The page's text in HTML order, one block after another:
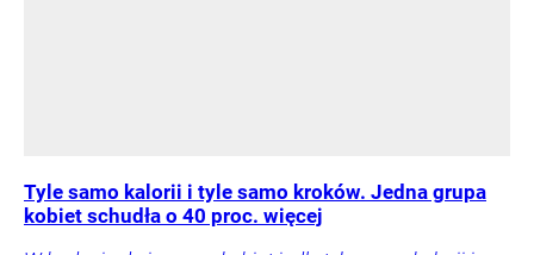
Tyle samo kalorii i tyle samo kroków. Jedna grupa
kobiet schudła o 40 proc. więcej